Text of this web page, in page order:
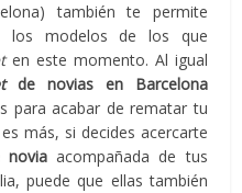
también te permite
los modelos de los que
en este momento. Al igual
de novias en Barcelona
para acabar de rematar tu
es más, si decides acercarte
noviaacompañada de tus
puede que ellas también